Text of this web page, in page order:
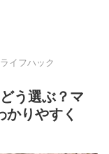
ライフハック
う選ぶ？マ
りやすく